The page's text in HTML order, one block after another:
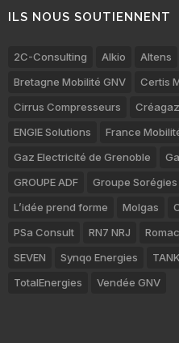
ILS NOUS SOUTIENNENT
2C-Consulting Alkio Altens
Bretagne Mobilité GNV
Certis
Cirrus Compresseurs
Créagaz
ENGIE Solutions
France
Gaz Electricité de Grenoble
GROUPE ADF
Groupe Sorégies
L’idée prend forme
Molgas
PSa Consult
RN7 NRJ
SEVEN
Synqo Energies
TotalEnergies
Vendée GNV